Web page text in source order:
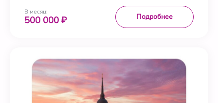
В месяц:
500 000 ₽ Подробнее